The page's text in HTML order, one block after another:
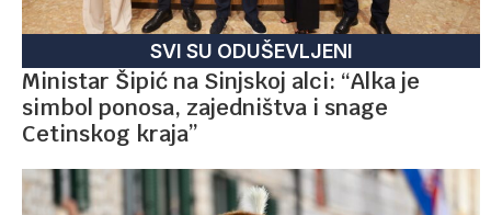
SVI SU ODUŠEVLJENI
Ministar Šipić na Sinjskoj alci: “Alka je
simbol ponosa, zajedništva i snage
Cetinskog kraja”